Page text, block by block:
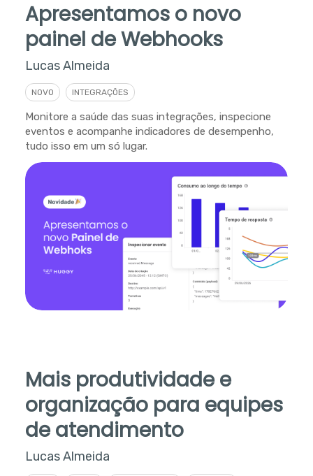
Apresentamos o novo
painel de Webhooks
Lucas Almeida
NOVO INTEGRAÇÕES
Monitore a saúde das suas integrações, inspecione
eventos e acompanhe indicadores de desempenho,
tudo isso em um só lugar.
Mais produtividade e
organização para equipes
de atendimento
Lucas Almeida